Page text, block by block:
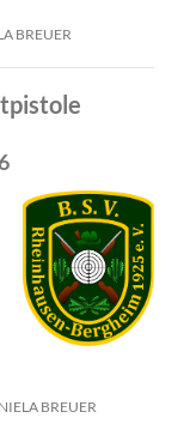
BREUER
BREUER